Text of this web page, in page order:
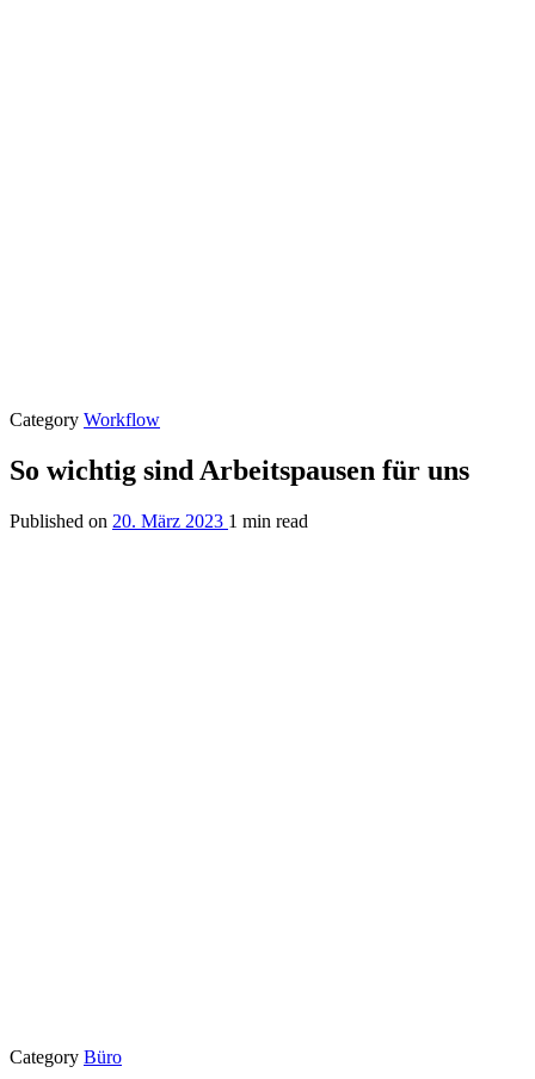
Category Workflow
So wichtig sind Arbeitspausen für uns
Published on 20. März 2023 1 min read
Category Büro